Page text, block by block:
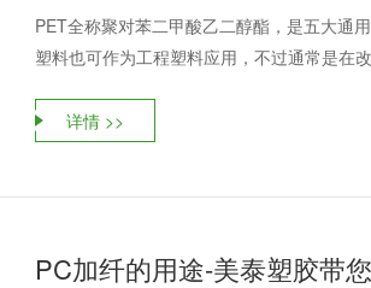
PET全称聚对苯二甲酸乙二醇酯，是五大通
塑料也可作为工程塑料应用，不过通常是在
详情 >>
PC加纤的用途-美泰塑胶带